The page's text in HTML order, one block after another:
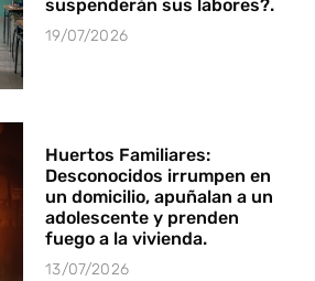
suspenderán sus labores?.
19/07/2026
Huertos Familiares:
Desconocidos irrumpen en
un domicilio, apuñalan a un
adolescente y prenden
fuego a la vivienda.
13/07/2026